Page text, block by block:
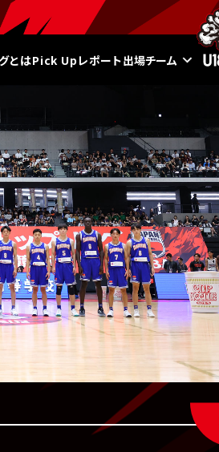
とはPick Upレポート出場チーム